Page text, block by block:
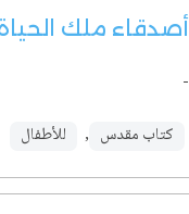
أصدقاء ملك
-
كتاب مقدس , للأطفال